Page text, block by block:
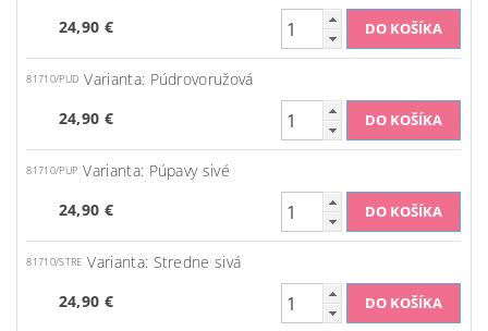
24,90 €
81710/PUD Varianta: Púdrovoružová
24,90 €
81710/PUP Varianta: Púpavy sivé
24,90 €
81710/STRE Varianta: Stredne sivá
24,90 €